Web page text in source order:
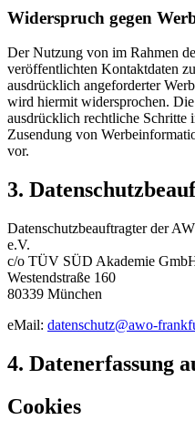
Widerspruch gegen
Der Nutzung von im Rahmen
veröffentlichten Kontaktdaten
ausdrücklich angeforderter
wird hiermit widersprochen.
ausdrücklich rechtliche Schritte
Zusendung von
vor.
3.
Datenschutzbeauftragter der
e.V.
c/o TÜV SÜD Akademie
Westendstraße 160
80339 München
eMail: datenschutz@awo-
4. Datenerfassung
Cookies